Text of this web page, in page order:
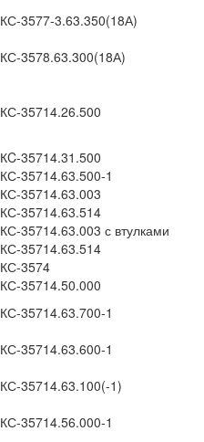
КС-3577-3.63.350(18А)
КС-3578.63.300(18А)
КС-35714.26.500
КC-35714.31.500
КС-35714.63.500-1
КС-35714.63.003
КС-35714.63.514
КС-35714.63.003 с втулками
КС-35714.63.514
КС-3574
КС-35714.50.000
КС-35714.63.700-1
КС-35714.63.600-1
КС-35714.63.100(-1)
КС-35714.56.000-1